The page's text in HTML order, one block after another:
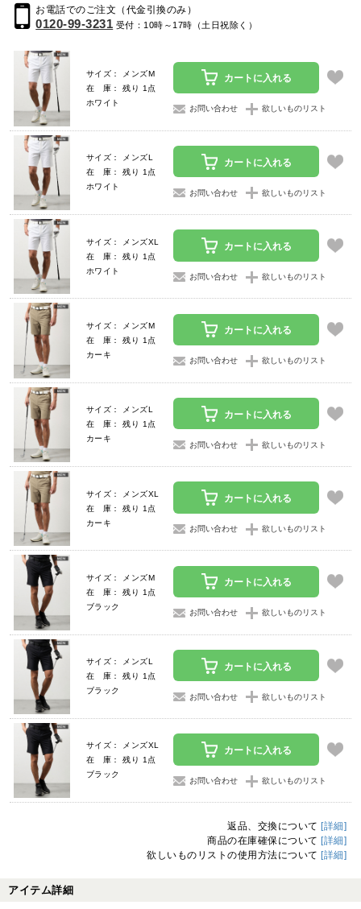
お電話でのご注文（代金引換のみ）
0120-99-3231 受付：10時～17時（土日祝除く）
サイズ： メンズM
在 庫： 残り 1点
ホワイト
カートに入れる
お問い合わせ 欲しいものリスト
サイズ： メンズL
在 庫： 残り 1点
ホワイト
カートに入れる
お問い合わせ 欲しいものリスト
サイズ： メンズXL
在 庫： 残り 1点
ホワイト
カートに入れる
お問い合わせ 欲しいものリスト
サイズ： メンズM
在 庫： 残り 1点
カーキ
カートに入れる
お問い合わせ 欲しいものリスト
サイズ： メンズL
在 庫： 残り 1点
カーキ
カートに入れる
お問い合わせ 欲しいものリスト
サイズ： メンズXL
在 庫： 残り 1点
カーキ
カートに入れる
お問い合わせ 欲しいものリスト
サイズ： メンズM
在 庫： 残り 1点
ブラック
カートに入れる
お問い合わせ 欲しいものリスト
サイズ： メンズL
在 庫： 残り 1点
ブラック
カートに入れる
お問い合わせ 欲しいものリスト
サイズ： メンズXL
在 庫： 残り 1点
ブラック
カートに入れる
お問い合わせ 欲しいものリスト
返品、交換について [詳細]
商品の在庫確保について [詳細]
欲しいものリストの使用方法について [詳細]
アイテム詳細